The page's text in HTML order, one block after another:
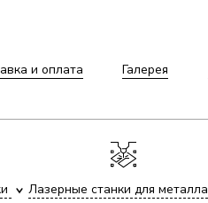
и оплата Галерея
Лазерные станки для металла